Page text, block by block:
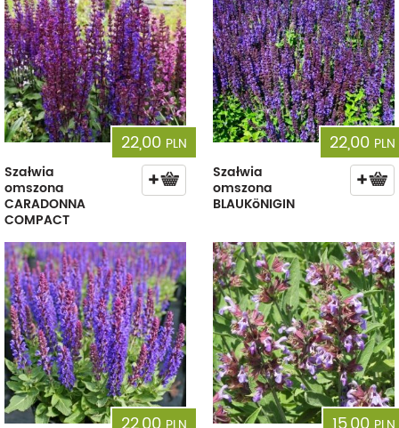
22,00 PLN
Szałwia
omszona
CARADONNA
COMPACT
22,00 PLN
Szałwia
omszona
BLAUKöNIGIN